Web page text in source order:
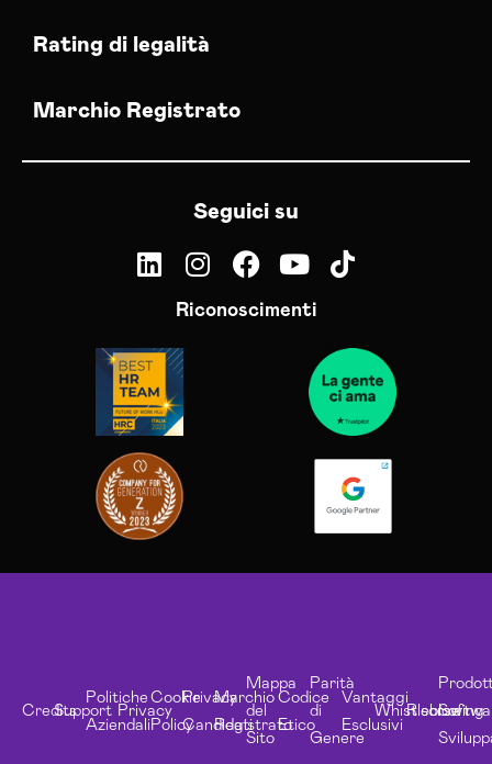
Rating di legalità
Marchio Registrato
Seguici su
Riconoscimenti
CreditsSupport
Politiche
Aziendali
Privacy
Cookie
Policy
Privacy
Candidati
Marchio
Registrato
Mappa
del
Sito
Codice
Etico
Parità
di
Genere
Vantaggi
Esclusivi
Whistleblowing
Risorse